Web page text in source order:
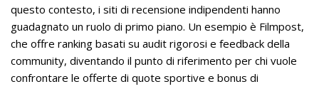
questo contesto, i siti di recensione indipendenti hanno
guadagnato un ruolo di primo piano. Un esempio è Filmpost,
che offre ranking basati su audit rigorosi e feedback della
community, diventando il punto di riferimento per chi vuole
confrontare le offerte di quote sportive e bonus di